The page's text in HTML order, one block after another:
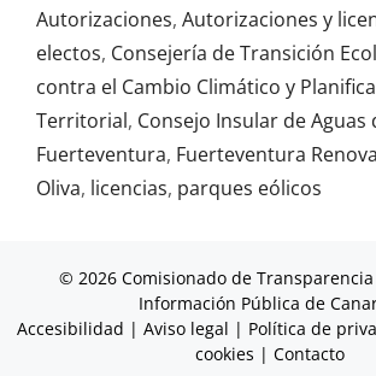
Autorizaciones, Autorizaciones y
electos, Consejería de Transición
contra el Cambio Climático y
Territorial, Consejo Insular de Aguas
Fuerteventura, Fuerteventura
Oliva, licencias, parques eólicos
© 2026 Comisionado de Transparencia
Información Pública de
Accesibilidad | Aviso legal | Política de
cookies | Contacto